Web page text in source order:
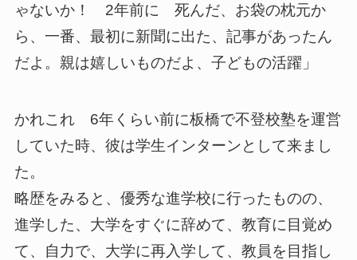
ゃないか！ 2年前に 死んだ、お袋の枕元か
ら、一番、最初に新聞に出た、記事があったん
だよ。親は嬉しいものだよ、子どもの活躍」
かれこれ 6年くらい前に板橋で不登校塾を運営
していた時、彼は学生インターンとして来まし
た。
略歴をみると、優秀な進学校に行ったものの、
進学した、大学をすぐに辞めて、教育に目覚め
て、自力で、大学に再入学して、教員を目指し